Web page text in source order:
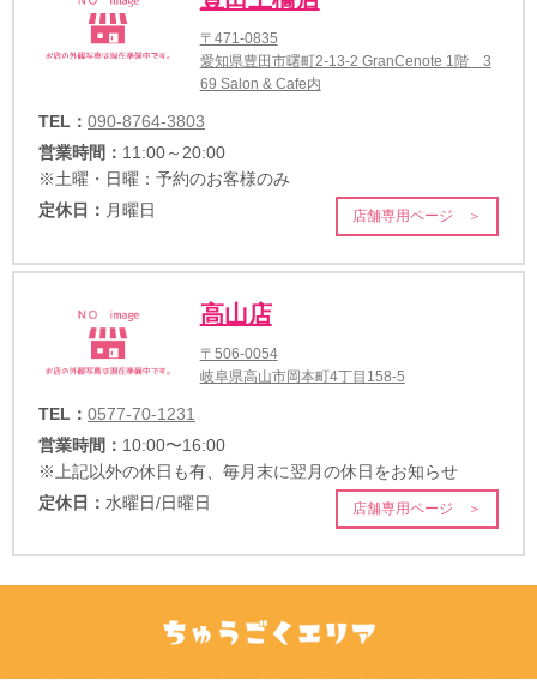
〒471-0835
愛知県豊田市曙町2-13-2 GranCenote 1階 3
69 Salon & Cafe内
TEL： 090-8764-3803
営業時間： 11:00～20:00
※土曜・日曜：予約のお客様のみ
定休日： 月曜日 店舗専用ページ ＞
高山店
〒506-0054
岐阜県高山市岡本町4丁目158-5
TEL： 0577-70-1231
営業時間： 10:00〜16:00
※上記以外の休日も有、毎月末に翌月の休日をお知らせ
定休日： 水曜日/日曜日 店舗専用ページ ＞